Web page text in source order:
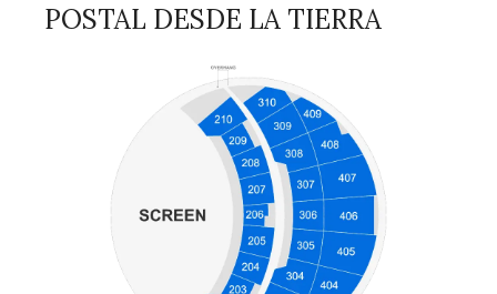
POSTAL DESDE LA TIERRA